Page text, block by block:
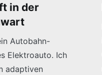
in der
Autobahn-
Elektroauto. Ich
adaptiven